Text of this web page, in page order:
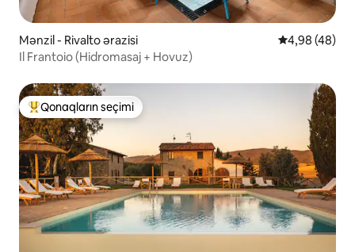
Mənzil - Rivalto ərazisi Ortalama
4,98 (48)
Il Frantoio (Hidromasaj + Hovuz)
Populyar "Qonaqların seçimi"
Qonaqların seçimi